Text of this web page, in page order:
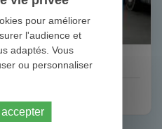
pour améliorer
l'audience et
adaptés. Vous
ou personnaliser
accepter